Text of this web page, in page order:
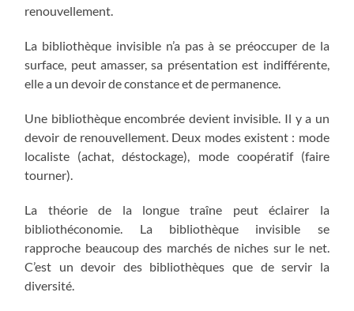
renouvellement.
La bibliothèque invisible n’a pas à se préoccuper de la
surface, peut amasser, sa présentation est indifférente,
elle a un devoir de constance et de permanence.
Une bibliothèque encombrée devient invisible. Il y a un
devoir de renouvellement. Deux modes existent : mode
localiste (achat, déstockage), mode coopératif (faire
tourner).
La théorie de la longue traîne peut éclairer la
bibliothéconomie. La bibliothèque invisible se
rapproche beaucoup des marchés de niches sur le net.
C’est un devoir des bibliothèques que de servir la
diversité.